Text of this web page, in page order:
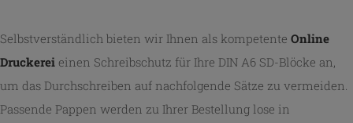
Selbstverständlich bieten wir Ihnen als kompetente Online
Druckerei einen Schreibschutz für Ihre DIN A6 SD-Blöcke an,
um das Durchschreiben auf nachfolgende Sätze zu vermeiden.
Passende Pappen werden zu Ihrer Bestellung lose in